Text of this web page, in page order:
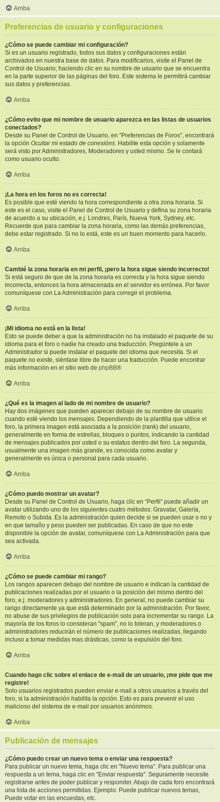
Arriba
Preferencias de usuario y configuraciones
¿Cómo se puede cambiar mi configuración?
Si es un usuario registrado, todos sus datos y configuraciones están
archivados en nuestra base de datos. Para modificarlos, visite el Panel de
Control de Usuario; haciendo clic en su nombre de usuario que se encuentra
en la parte superior de las páginas del foro. Este sistema le permitirá cambiar
sus datos y preferencias.
Arriba
¿Cómo evito que mi nombre de usuario aparezca en las listas de usuarios
conectados?
Desde su Panel de Control de Usuario, en "Preferencias de Foros", encontrará
la opción Ocultar mi estado de conexións. Habilite esta opción y solamente
será visto por Administradores, Moderadores y usted mismo. Se le contará
como usuario oculto.
Arriba
¡La hora en los foros no es correcta!
Es posible que esté viendo la hora correspondiente a otra zona horaria. Si
este es el caso, visite el Panel de Control de Usuario y defina su zona horaria
de acuerdo a su ubicación, e.j. Londres, París, Nueva York, Sydney, etc.
Recuerde que para cambiar la zona horaria, como las demás preferencias,
debe estar registrado. Si no lo está, este es un buen momento para hacerlo.
Arriba
Cambié la zona horaria en mi perfil, ¡pero la hora sigue siendo incorrecto!
Si está seguro de que de la zona horaria es correcta y la hora sigue siendo
incorrecta, entonces la hora almacenada en el servidor es errónea. Por favor
comuníquese con La Administración para corregir el problema.
Arriba
¡Mi idioma no está en la lista!
Esto se puede deber a que la administración no ha instalado el paquete de su
idioma para el foro o nadie ha creado una traducción. Pregúntele a un
Administrador si puede instalar el paquete del idioma que necesita. Si el
paquete no existe, siéntase libre de hacer una traducción. Puede encontrar
más información en el sitio web de phpBB®
Arriba
¿Qué es la imagen al lado de mi nombre de usuario?
Hay dos imágenes que pueden aparecer debajo de su nombre de usuario
cuando esté viendo los mensajes. Dependiendo de la plantilla que utilice el
foro, la primera imagen está asociada a la posición (rank) del usuario,
generalmente en forma de estrellas, bloques o puntos, indicando la cantidad
de mensajes publicados por usted o su estatus dentro del foro. La segunda,
usualmente una imagen más grande, es conocida como avatar y
generalmente es única o personal para cada usuario.
Arriba
¿Cómo puedo mostrar un avatar?
Desde su Panel de Control de Usuario, haga clic en “Perfil” puede añadir un
avatar utilizando uno de los siguientes cuatro métodos: Gravatar, Galería,
Remoto o Subida. Es la administración quien decide si se pueden usar o no y
en que tamaño y peso pueden ser publicadas. En caso de que no este
disponible la opción de avatar, comuníquese con La Administración para que
sea activada.
Arriba
¿Cómo se puede cambiar mi rango?
Los rangos aparecen debajo del nombre de usuario e indican la cantidad de
publicaciones realizadas por el usuario o la posición del mismo dentro del
foro, e.j. moderadores y administradores. En general, no puede cambiar su
rango directamente ya que está determinado por la administración. Por favor,
no abuse de sus privilegios de publicación solo para incrementar su rango. La
mayoría de los foros lo consideran "spam", no lo toleran, y moderadores o
administradores reducirán el número de publicaciones realizadas, llegando
incluso a tomar medidas mas drásticas, como la expulsión del foro.
Arriba
Cuando hago clic sobre el enlace de e-mail de un usuario, ¡me pide que me
registre!
Solo usuarios registrados pueden enviar e-mail a otros usuarios a través del
foro, si la administración habilita la opción. Esto es para prevenir el uso
malicioso del sistema de e-mail por usuarios anónimos.
Arriba
Publicación de mensajes
¿Cómo puedo crear un nuevo tema o enviar una respuesta?
Para publicar un nuevo tema, haga clic en "Nuevo tema". Para publicar una
respuesta a un tema, haga clic en "Enviar respuesta". Seguramente necesite
registrarse antes de poder publicar y responder. Abajo de cada foro encontrará
una lista de acciones permitidas. Ejemplo: Puede publicar nuevos temas,
Puede votar en las encuestas, etc.